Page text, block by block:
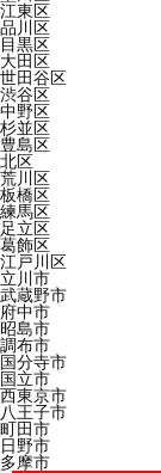
江東区
品川区
目黒区
大田区
世田谷区
渋谷区
中野区
杉並区
豊島区
北区
荒川区
板橋区
練馬区
足立区
葛飾区
江戸川区
立川市
武蔵野市
府中市
昭島市
調布市
国分寺市
国立市
西東京市
八王子市
町田市
日野市
多摩市